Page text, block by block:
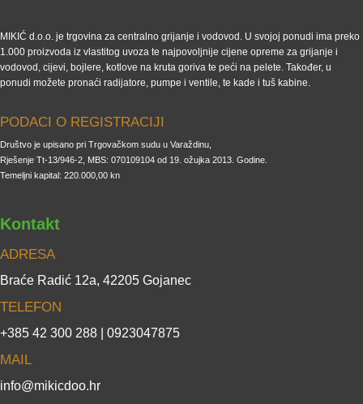
MIKIĆ d.o.o. je trgovina za centralno grijanje i vodovod. U svojoj ponudi ima preko
1.000 proizvoda iz vlastitog uvoza te najpovoljnije cijene opreme za grijanje i
vodovod, cijevi, bojlere, kotlove na kruta goriva te peći na pelete. Također, u
ponudi možete pronaći radijatore, pumpe i ventile, te kade i tuš kabine.
PODACI O REGISTRACIJI
Društvo je upisano pri Trgovačkom sudu u Varaždinu,
Rješenje Tt-13/946-2, MBS: 070109104 od 19. ožujka 2013. Godine.
Temeljni kapital: 220.000,00 kn
Kontakt
ADRESA
Braće Radić 12a, 42205 Gojanec
TELEFON
+385 42 300 288 | 0923047875
MAIL
info@mikicdoo.hr